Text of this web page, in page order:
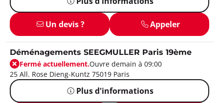
Un devis ? Appeler
Déménagements SEEGMULLER Paris 19ème
Fermé actuellement.Ouvre demain à 09:00
25 All. Rose Dieng-Kuntz 75019 Paris
Plus d'informations